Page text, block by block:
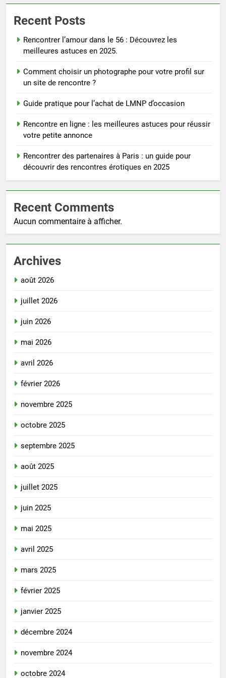
Recent Posts
Rencontrer l’amour dans le 56 : Découvrez les
meilleures astuces en 2025.
Comment choisir un photographe pour votre profil sur
un site de rencontre ?
Guide pratique pour l’achat de LMNP d’occasion
Rencontre en ligne : les meilleures astuces pour réussir
votre petite annonce
Rencontrer des partenaires à Paris : un guide pour
découvrir des rencontres érotiques en 2025
Recent Comments
Aucun commentaire à afficher.
Archives
août 2026
juillet 2026
juin 2026
mai 2026
avril 2026
février 2026
novembre 2025
octobre 2025
septembre 2025
août 2025
juillet 2025
juin 2025
mai 2025
avril 2025
mars 2025
février 2025
janvier 2025
décembre 2024
novembre 2024
octobre 2024